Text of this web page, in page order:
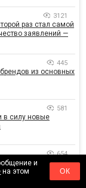
3121
раз стал самой
заявлений —
445
из основных
581
в силу новые
654
логотипы
и
на этом
ОК